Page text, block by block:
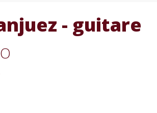
- guitare